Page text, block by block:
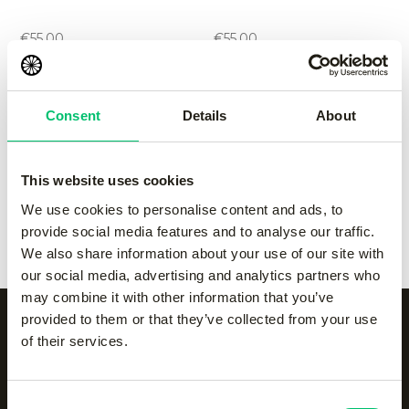
Consent Details About
This website uses cookies
We use cookies to personalise content and ads, to
provide social media features and to analyse our traffic.
We also share information about your use of our site with
our social media, advertising and analytics partners who
may combine it with other information that you’ve
provided to them or that they’ve collected from your use
of their services.
€55.00
€55.00
Kadiri women pant
black
65.00
Kadiri women pant
Grey
€65.00
€65.00
white
€65.00
Alle categorieën op een